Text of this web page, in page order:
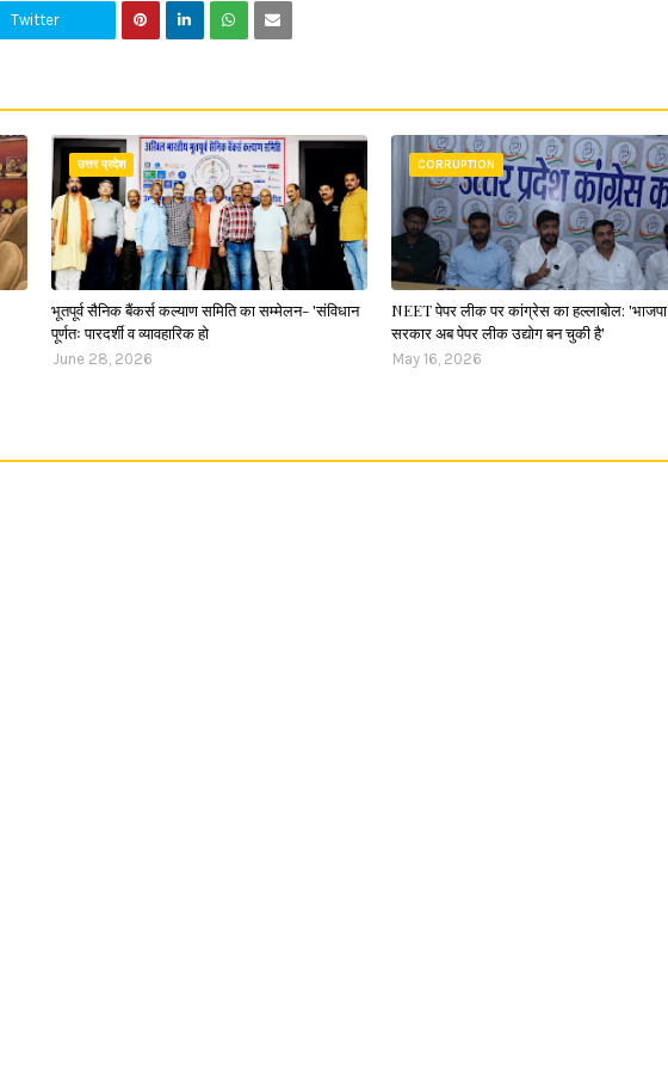
Twitter
उत्तर प्रदेश
भूतपूर्व सैनिक बैंकर्स कल्याण समिति का सम्मेलन- 'संविधान
पूर्णतः पारदर्शी व व्यावहारिक हो
June 28, 2026
CORRUPTION
NEET पेपर लीक पर कांग्रेस का हल्लाबोल: 'भाजपा
सरकार अब पेपर लीक उद्योग बन चुकी है'
May 16, 2026